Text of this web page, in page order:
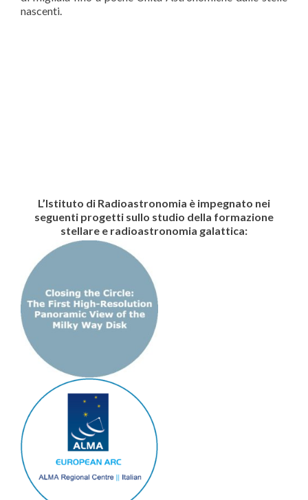
nascenti.
L’Istituto di Radioastronomia è impegnato nei
seguenti progetti sullo studio della formazione
stellare e radioastronomia galattica: